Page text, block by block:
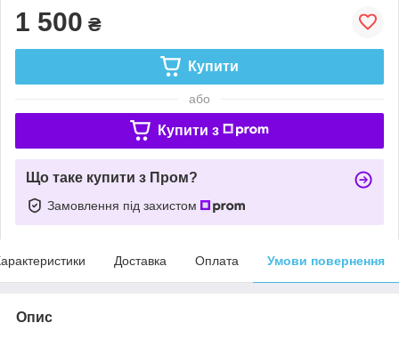
1 500 ₴
Купити
або
Купити з
Що таке купити з Пром?
Замовлення під захистом
Доставка Оплата Умови повернення
Опис